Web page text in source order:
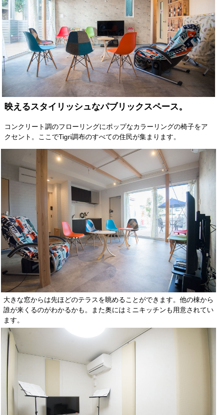
映えるスタイリッシュなパブリックスペース。
コンクリート調のフローリングにポップなカラーリングの椅子をア
クセント。ここでTigri調布のすべての住民が集まります。
大きな窓からは先ほどのテラスを眺めることができます。他の棟から
誰が来くるのがわかるかも。また奥にはミニキッチンも用意されてい
ます。